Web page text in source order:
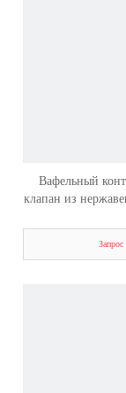
Вафельный
клапан из